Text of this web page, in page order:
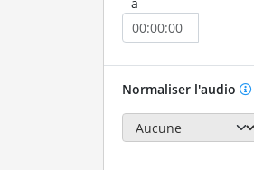
à
Normaliser l'audio